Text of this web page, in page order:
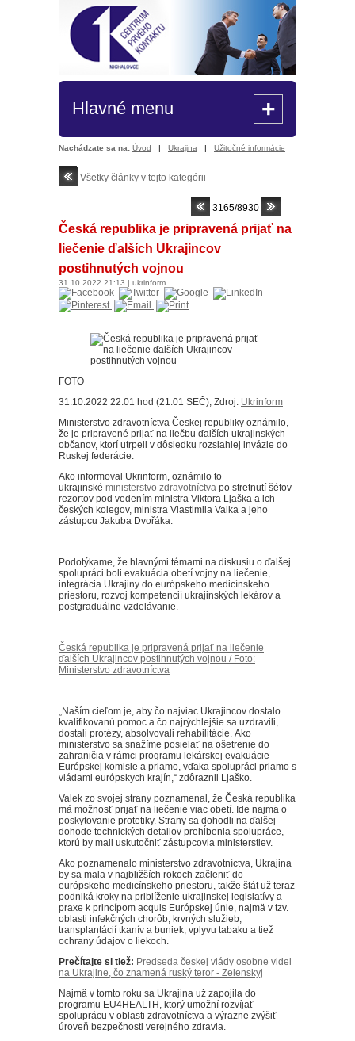
Hlavné menu +
Nachádzate sa na: Úvod | Ukrajina | Užitočné informácie
Všetky články v tejto kategórii
3165/8930
Česká republika je pripravená prijať na
liečenie ďalších Ukrajincov
postihnutých vojnou
31.10.2022 21:13 | ukrinform
FOTO
31.10.2022 22:01 hod (21:01 SEČ); Zdroj: Ukrinform
Ministerstvo zdravotníctva Českej republiky oznámilo,
že je pripravené prijať na liečbu ďalších ukrajinských
občanov, ktorí utrpeli v dôsledku rozsiahlej invázie do
Ruskej federácie.
Ako informoval Ukrinform, oznámilo to
ukrajinské ministerstvo zdravotníctva po stretnutí šéfov
rezortov pod vedením ministra Viktora Ljaška a ich
českých kolegov, ministra Vlastimila Valka a jeho
zástupcu Jakuba Dvořáka.
Podotýkame, že hlavnými témami na diskusiu o ďalšej
spolupráci boli evakuácia obetí vojny na liečenie,
integrácia Ukrajiny do európskeho medicínskeho
priestoru, rozvoj kompetencií ukrajinských lekárov a
postgraduálne vzdelávanie.
Česká republika je pripravená prijať na liečenie
ďalších Ukrajincov postihnutých vojnou / Foto:
Ministerstvo zdravotníctva
„Naším cieľom je, aby čo najviac Ukrajincov dostalo
kvalifikovanú pomoc a čo najrýchlejšie sa uzdravili,
dostali protézy, absolvovali rehabilitácie. Ako
ministerstvo sa snažíme posielať na ošetrenie do
zahraničia v rámci programu lekárskej evakuácie
Európskej komisie a priamo, vďaka spolupráci priamo s
vládami európskych krajín,“ zdôraznil Ljaško.
Valek zo svojej strany poznamenal, že Česká republika
má možnosť prijať na liečenie viac obetí. Ide najmä o
poskytovanie protetiky. Strany sa dohodli na ďalšej
dohode technických detailov prehĺbenia spolupráce,
ktorú by mali uskutočniť zástupcovia ministerstiev.
Ako poznamenalo ministerstvo zdravotníctva, Ukrajina
by sa mala v najbližších rokoch začleniť do
európskeho medicínskeho priestoru, takže štát už teraz
podniká kroky na priblíženie ukrajinskej legislatívy a
praxe k princípom acquis Európskej únie, najmä v tzv.
oblasti infekčných chorôb, krvných služieb,
transplantácií tkanív a buniek, vplyvu tabaku a tiež
ochrany údajov o liekoch.
Prečítajte si tiež: Predseda českej vlády osobne videl
na Ukrajine, čo znamená ruský teror - Zelenskyj
Najmä v tomto roku sa Ukrajina už zapojila do
programu EU4HEALTH, ktorý umožní rozvíjať
spoluprácu v oblasti zdravotníctva a výrazne zvýšiť
úroveň bezpečnosti verejného zdravia.